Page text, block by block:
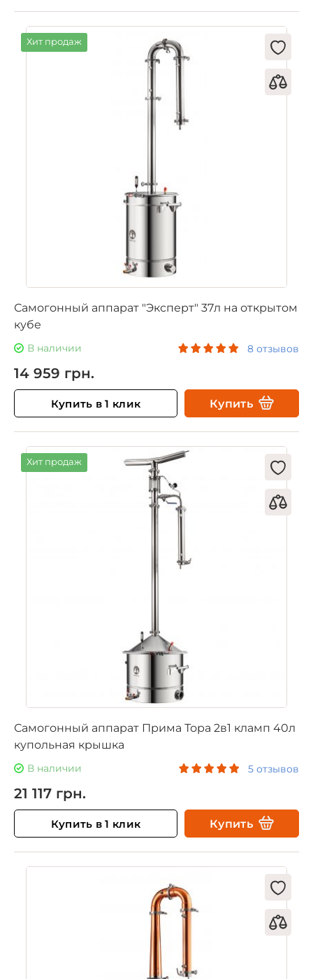
Хит продаж
Самогонный аппарат "Эксперт" 37л на открытом
кубе
В наличии 8 отзывов
14 959 грн.
Купить в 1 клик Купить
Хит продаж
Самогонный аппарат Прима Тора 2в1 кламп 40л
купольная крышка
В наличии 5 отзывов
21 117 грн.
Купить в 1 клик Купить